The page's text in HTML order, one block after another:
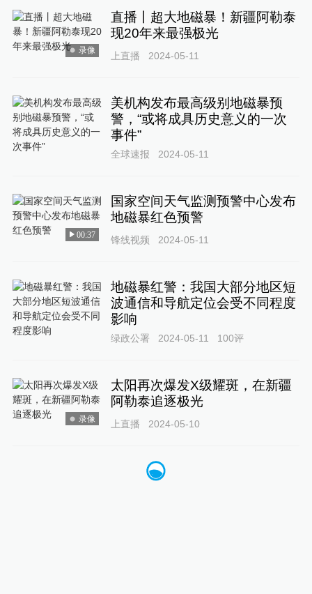
录像
直播丨超大地磁暴！新疆阿勒泰
现20年来最强极光
上直播 2024-05-11
美机构发布最高级别地磁暴预
警，“或将成具历史意义的一次
事件”
全球速报 2024-05-11
00:37
国家空间天气监测预警中心发布
地磁暴红色预警
锋线视频 2024-05-11
地磁暴红警：我国大部分地区短
波通信和导航定位会受不同程度
影响
绿政公署 2024-05-11 100评
录像
太阳再次爆发X级耀斑，在新疆
阿勒泰追逐极光
上直播 2024-05-10